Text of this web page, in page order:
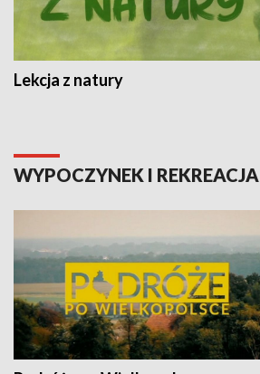
Lekcja z natury
WYPOCZYNEK I REKREACJA